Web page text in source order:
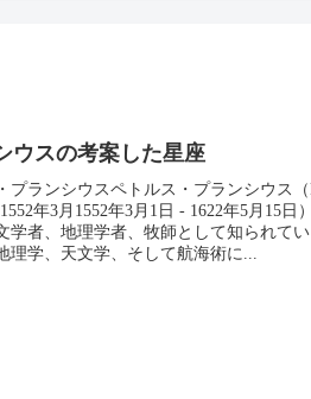
ウスの考案した星座
プランシウスペトルス・プランシウス（
年3月1552年3月1日 - 1622年5月15日
学者、地理学者、牧師として知られて
理学、天文学、そして航海術に...